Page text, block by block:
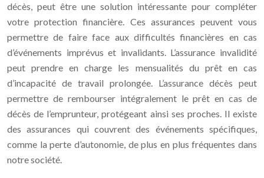
décès, peut être une solution intéressante pour compléter
votre protection financière. Ces assurances peuvent vous
permettre de faire face aux difficultés financières en cas
d’événements imprévus et invalidants. L’assurance invalidité
peut prendre en charge les mensualités du prêt en cas
d’incapacité de travail prolongée. L’assurance décès peut
permettre de rembourser intégralement le prêt en cas de
décès de l’emprunteur, protégeant ainsi ses proches. Il existe
des assurances qui couvrent des événements spécifiques,
comme la perte d’autonomie, de plus en plus fréquentes dans
notre société.